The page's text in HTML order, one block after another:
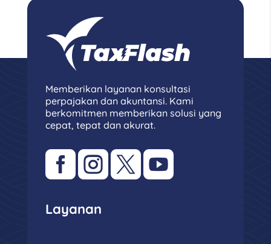
Memberikan layanan konsultasi
perpajakan dan akuntansi. Kami
berkomitmen memberikan solusi yang
cepat, tepat dan akurat.

Layanan